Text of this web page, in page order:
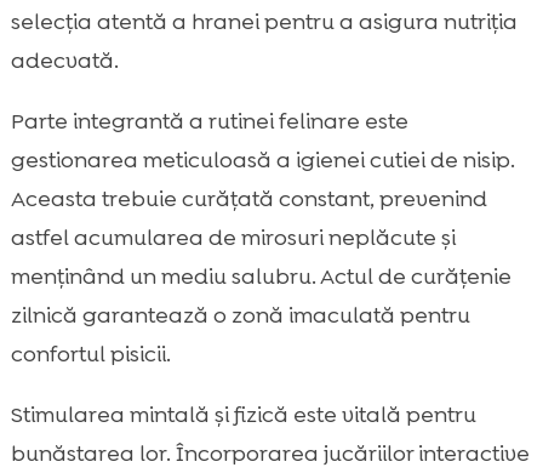
selecția atentă a hranei pentru a asigura nutriția
adecvată.
Parte integrantă a rutinei felinare este
gestionarea meticuloasă a igienei cutiei de nisip.
Aceasta trebuie curățată constant, prevenind
astfel acumularea de mirosuri neplăcute și
menținând un mediu salubru. Actul de curățenie
zilnică garantează o zonă imaculată pentru
confortul pisicii.
Stimularea mintală și fizică este vitală pentru
bunăstarea lor. Încorporarea jucăriilor interactive